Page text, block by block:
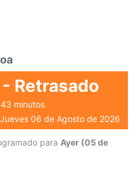
Retrasado
minutos
06 de Agosto de 2026
para Ayer (05 de